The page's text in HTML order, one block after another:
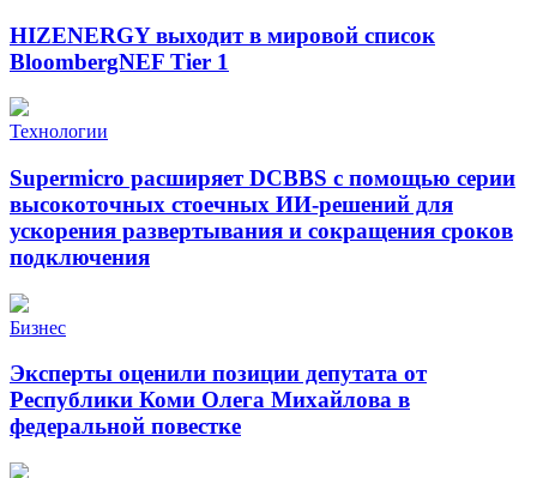
HIZENERGY выходит в мировой список
BloombergNEF Tier 1
Технологии
Supermicro расширяет DCBBS с помощью серии
высокоточных стоечных ИИ-решений для
ускорения развертывания и сокращения сроков
подключения
Бизнес
Эксперты оценили позиции депутата от
Республики Коми Олега Михайлова в
федеральной повестке